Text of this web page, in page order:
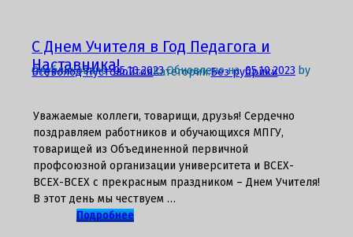
С Днем Учителя в Год Педагога и
Наставника!
Опубликовано05.10.2023Обновлено на05.10.2023 by
Всеволод ПустовойтовКатегории:Без рубрики
Уважаемые коллеги, товарищи, друзья! Сердечно
поздравляем работников и обучающихся МПГУ,
товарищей из Объединенной первичной
профсоюзной организации университета и ВСЕХ-
ВСЕХ-ВСЕХ с прекрасным праздником – Днем Учителя!
В этот день мы чествуем …
Подробнее